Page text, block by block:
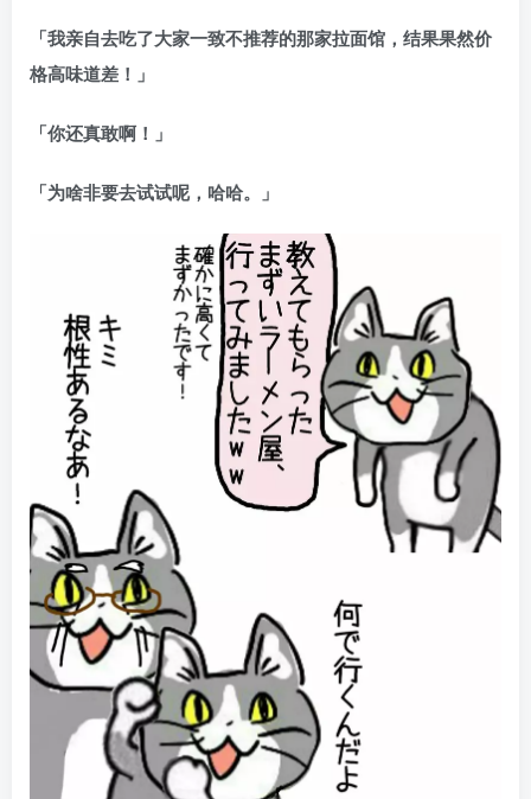
「我亲自去吃了大家一致不推荐的那家拉面馆，结果果然价
格高味道差！」
「你还真敢啊！」
「为啥非要去试试呢，哈哈。」